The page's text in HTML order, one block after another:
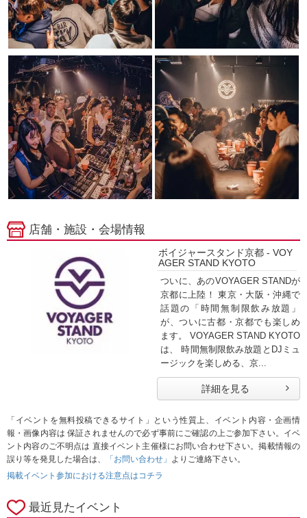
店舗・施設・会場情報
ボイジャースタンド京都 - VOY
AGER STAND KYOTO
ついに、あのVOYAGER STANDが
京都に上陸！ 東京・大阪・沖縄で
話題の「時間無制限飲み放題」
が、ついに古都・京都でも楽しめ
ます。 VOYAGER STAND KYOTO
は、 時間無制限飲み放題とDJミュ
ージックを楽しめる、京...
詳細を見る
「イベントを無料投稿できるサイト」という性質上、イベント内容・企画情
報・画像内容は 保証されませんので必ず事前にご確認の上ご参加下さい。イベ
ント内容のご不明点は 直接イベント主催様にお問い合わせ下さい。掲載情報の
誤り等を発見した場合は、
「お問い合わせ」 よりご連絡下さい。
掲載イベント参加における注意点はコチラ
最近見たイベント